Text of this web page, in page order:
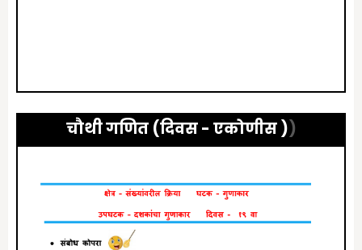
चौथी गणित (दिवस - एकोणीस))